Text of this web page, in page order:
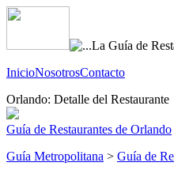
InicioNosotrosContacto
Orlando: Detalle del Restaurante
Guía de Restaurantes de Orlando
Guía Metropolitana > Guía de